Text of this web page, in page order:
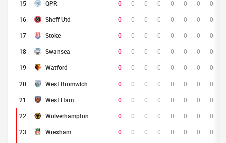
15
QPR 0 0 0 0 0 0 0
0
16
Sheff Utd 0 0 0 0 0 0 0
0
17
Stoke 0 0 0 0 0 0 0
0
18
Swansea 0 0 0 0 0 0 0
0
19
Watford 0 0 0 0 0 0 0
0
20
West Bromwich 0 0 0 0 0 0 0
0
21
West Ham 0 0 0 0 0 0 0
0
22
Wolverhampton 0 0 0 0 0 0 0
0
23
Wrexham 0 0 0 0 0 0 0 0